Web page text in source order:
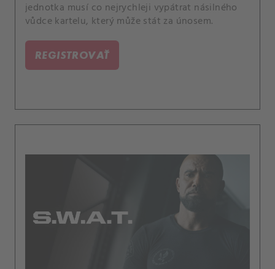
jednotka musí co nejrychleji vypátrat násilného
vůdce kartelu, který může stát za únosem.
REGISTROVAŤ